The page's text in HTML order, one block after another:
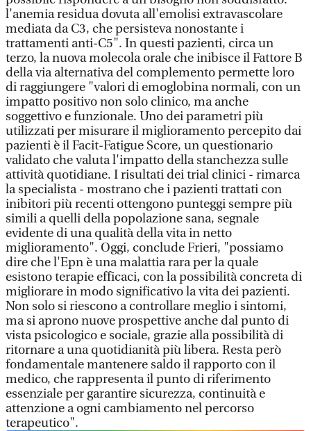
l'anemia residua dovuta all'emolisi extravascolare
mediata da C3, che persisteva nonostante i
trattamenti anti-C5". In questi pazienti, circa un
terzo, la nuova molecola orale che inibisce il Fattore B
della via alternativa del complemento permette loro
di raggiungere "valori di emoglobina normali, con un
impatto positivo non solo clinico, ma anche
soggettivo e funzionale. Uno dei parametri più
utilizzati per misurare il miglioramento percepito dai
pazienti è il Facit-Fatigue Score, un questionario
validato che valuta l'impatto della stanchezza sulle
attività quotidiane. I risultati dei trial clinici - rimarca
la specialista - mostrano che i pazienti trattati con
inibitori più recenti ottengono punteggi sempre più
simili a quelli della popolazione sana, segnale
evidente di una qualità della vita in netto
miglioramento". Oggi, conclude Frieri, "possiamo
dire che l'Epn è una malattia rara per la quale
esistono terapie efficaci, con la possibilità concreta di
migliorare in modo significativo la vita dei pazienti.
Non solo si riescono a controllare meglio i sintomi,
ma si aprono nuove prospettive anche dal punto di
vista psicologico e sociale, grazie alla possibilità di
ritornare a una quotidianità più libera. Resta però
fondamentale mantenere saldo il rapporto con il
medico, che rappresenta il punto di riferimento
essenziale per garantire sicurezza, continuità e
attenzione a ogni cambiamento nel percorso
terapeutico".